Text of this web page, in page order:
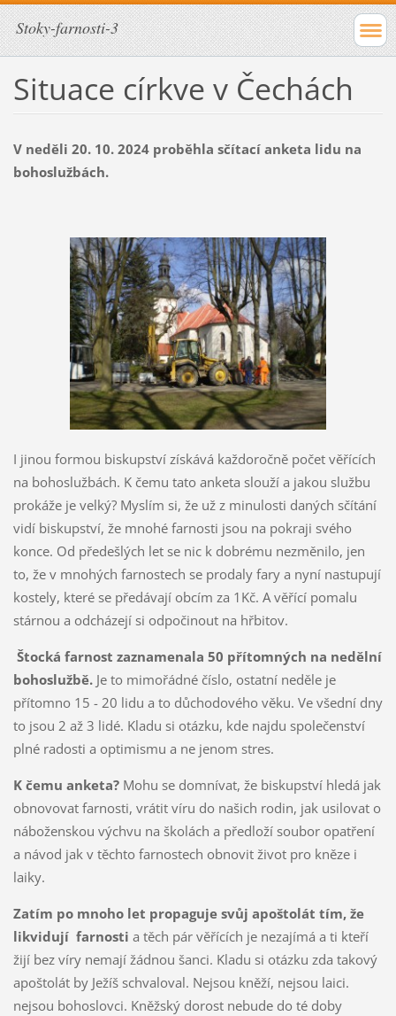
Stoky-farnosti-3
Situace církve v Čechách
V neděli 20. 10. 2024 proběhla sčítací anketa lidu na
bohoslužbách.
I jinou formou biskupství získává každoročně počet věřících
na bohoslužbách. K čemu tato anketa slouží a jakou službu
prokáže je velký? Myslím si, že už z minulosti daných sčítání
vidí biskupství, že mnohé farnosti jsou na pokraji svého
konce. Od předešlých let se nic k dobrému nezměnilo, jen
to, že v mnohých farnostech se prodaly fary a nyní nastupují
kostely, které se předávají obcím za 1Kč. A věřící pomalu
stárnou a odcházejí si odpočinout na hřbitov.
Štocká farnost zaznamenala 50 přítomných na nedělní
bohoslužbě.Je to mimořádné číslo, ostatní neděle je
přítomno 15 - 20 lidu a to důchodového věku. Ve všední dny
to jsou 2 až 3 lidé. Kladu si otázku, kde najdu společenství
plné radosti a optimismu a ne jenom stres.
K čemu anketa? Mohu se domnívat, že biskupství hledá jak
obnovovat farnosti, vrátit víru do našich rodin, jak usilovat o
náboženskou výchvu na školách a předloží soubor opatření
a návod jak v těchto farnostech obnovit život pro kněze i
laiky.
Zatím po mnoho let propaguje svůj apoštolát tím, že
likvidují farnosti a těch pár věřících je nezajímá a ti kteří
žijí bez víry nemají žádnou šanci. Kladu si otázku zda takový
apoštolát by Ježíš schvaloval. Nejsou kněží, nejsou laici.
nejsou bohoslovci. Kněžský dorost nebude do té doby